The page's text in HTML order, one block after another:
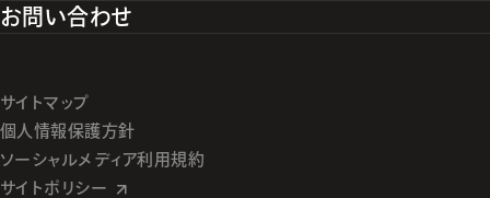
お問い合わせ
サイトマップ
個人情報保護方針
ソーシャルメディア利用規約
サイトポリシー